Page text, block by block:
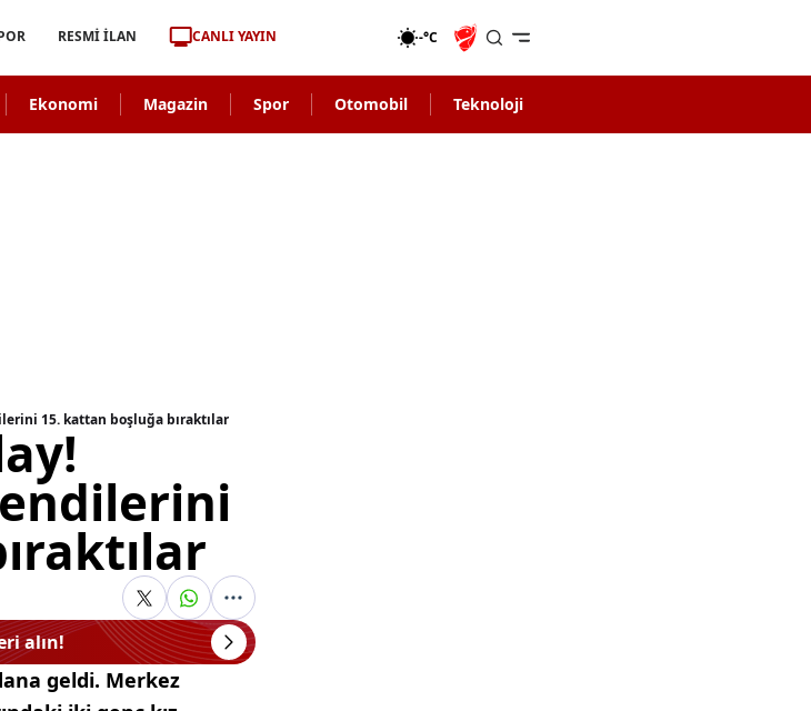
RESMİ İLAN CANLI YAYIN -°C
Ekonomi Magazin Spor Otomobil Teknoloji
15. kattan boşluğa bıraktılar
alın!
geldi. Merkez